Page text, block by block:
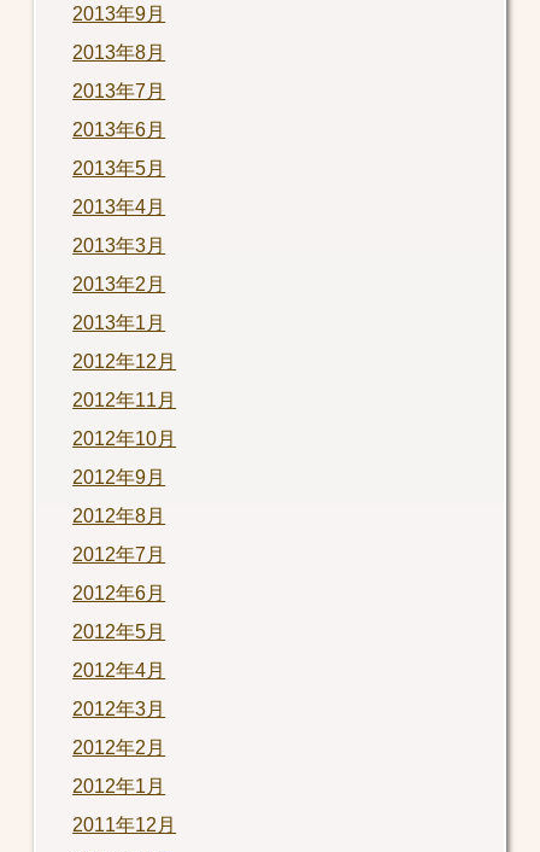
2013年9月
2013年8月
2013年7月
2013年6月
2013年5月
2013年4月
2013年3月
2013年2月
2013年1月
2012年12月
2012年11月
2012年10月
2012年9月
2012年8月
2012年7月
2012年6月
2012年5月
2012年4月
2012年3月
2012年2月
2012年1月
2011年12月